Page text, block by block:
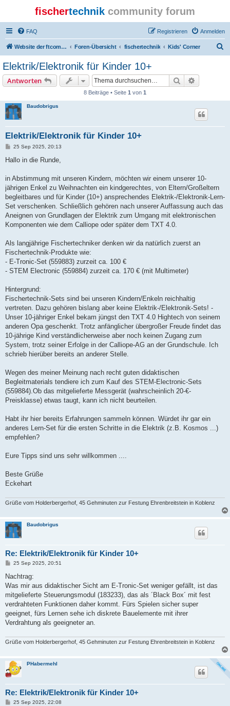
fischertechnik community forum
FAQ Anmelden
Registrieren
Website der ftcommunity Foren-Übersicht fischertechnik Kids' Corner
Elektrik/Elektronik für Kinder 10+
Antworten Suche
8 Beiträge • Seite 1 von 1
Baudobrigus
Elektrik/Elektronik für Kinder 10+
B
i
a
25 Sep 2025, 20:13
Hallo in die Runde,
in Abstimmung mit unseren Kindern, möchten wir einem unserer 10-
jährigen Enkel zu Weihnachten ein kindgerechtes, von Eltern/Großeltern
begleitbares und für Kinder (10+) ansprechendes Elektrik-/Elektronik-Lern-
Set verschenken. Schließlich gehören nach unserer Auffassung auch das
Aneignen von Grundlagen der Elektrik zum Umgang mit elektronischen
Komponenten wie dem Calliope oder später dem TXT 4.0.
Als langjährige Fischertechniker denken wir da natürlich zuerst an
Fischertechnik-Produkte wie:
- E-Tronic-Set (559883) zurzeit ca. 100 €
- STEM Electronic (559884) zurzeit ca. 170 € (mit Multimeter)
Hintergrund:
Fischertechnik-Sets sind bei unseren Kindern/Enkeln reichhaltig
vertreten. Dazu gehören bislang aber keine Elektrik-/Elektronik-Sets! -
Unser 10-jähriger Enkel bekam jüngst den TXT 4.0 Hightech von seinem
anderen Opa geschenkt. Trotz anfänglicher übergroßer Freude findet das
10-jährige Kind verständlicherweise aber noch keinen Zugang zum
System, trotz seiner Erfolge in der Calliope-AG an der Grundschule. Ich
schrieb hierüber bereits an anderer Stelle.
Wegen des meiner Meinung nach recht guten didaktischen
Begleitmaterials tendiere ich zum Kauf des STEM-Electronic-Sets
(559884).Ob das mitgelieferte Messgerät (wahrscheinlich 20-€-
Preisklasse) etwas taugt, kann ich nicht beurteilen.
Habt ihr hier bereits Erfahrungen sammeln können. Würdet ihr gar ein
anderes Lern-Set für die ersten Schritte in die Elektrik (z.B. Kosmos ...)
empfehlen?
Eure Tipps sind uns sehr willkommen ....
Beste Grüße
Eckehart
Grüße vom Holderbergerhof, 45 Gehminuten zur Festung Ehrenbreitstein in Koblenz
Baudobrigus
Re: Elektrik/Elektronik für Kinder 10+
B
i
r
a
25 Sep 2025, 20:51
Nachtrag:
Was mir aus didaktischer Sicht am E-Tronic-Set weniger gefällt, ist das
mitgelieferte Steuerungsmodul (183233), das als ´Black Box´ mit fest
verdrahteten Funktionen daher kommt. Fürs Spielen sicher super
geeignet, fürs Lernen sehe ich diskrete Bauelemente mit ihrer
Verdrahtung als geeigneter an.
Grüße vom Holderbergerhof, 45 Gehminuten zur Festung Ehrenbreitstein in Koblenz
PHabermehl
Re: Elektrik/Elektronik für Kinder 10+
B25 Sep 2025, 22:08